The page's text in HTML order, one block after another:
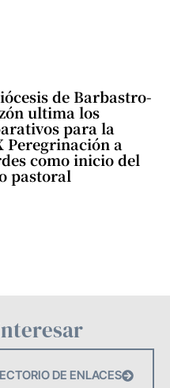
de Barbastro-
ultima los
para la
Peregrinación a
como inicio del
pastoral
DE ENLACES